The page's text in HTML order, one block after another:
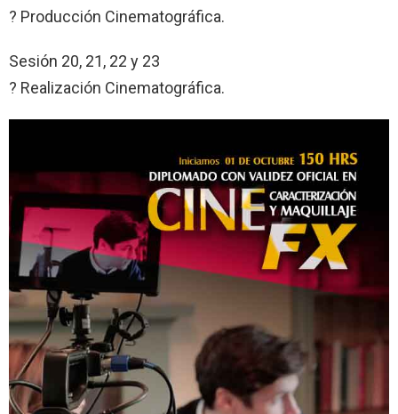
? Producción Cinematográfica.
Sesión 20, 21, 22 y 23
? Realización Cinematográfica.